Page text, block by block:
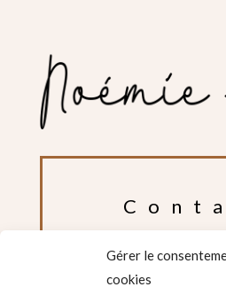
Gérer le
cookies